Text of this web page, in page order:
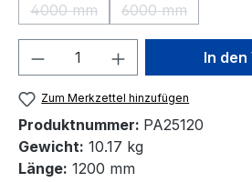
4000 mm
(Diese Option ist zurzeit nicht
6000 mm
(Diese Option
Produkt Anzahl: Gib
In
Zum Merkzettel hinzufügen
Produktnummer: PA25120
Gewicht: 10.17 kg
Länge: 1200 mm